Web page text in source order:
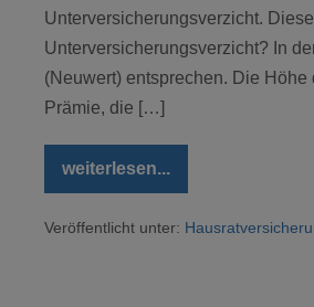
Unterversicherungsverzicht.
Unterversicherungsverzicht? In
(Neuwert) entsprechen. Die
Prämie, die […]
weiterlesen...
Veröffentlicht unter: